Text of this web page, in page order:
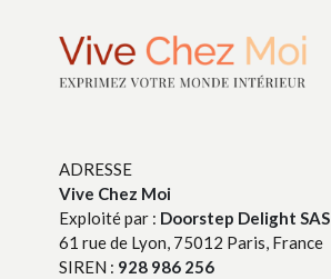
ADRESSE
Vive Chez Moi
Exploité par : Doorstep Delight SAS
61 rue de Lyon, 75012 Paris, France
SIREN : 928 986 256